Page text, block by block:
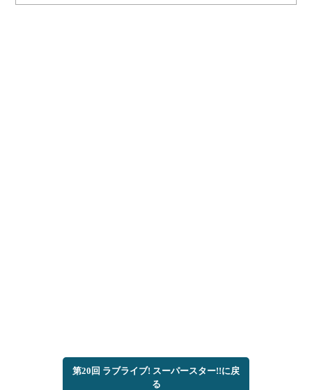
第20回 ラブライブ! スーパースター!!に戻
る